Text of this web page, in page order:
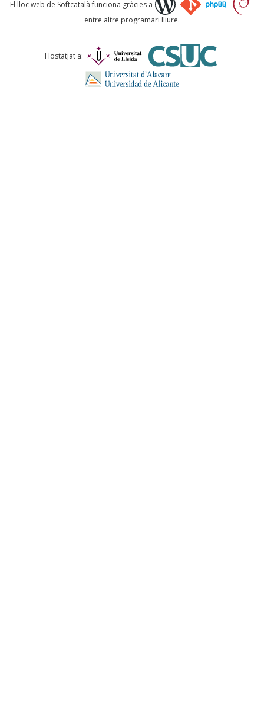
Comentari *
El lloc web de Softcatalà funciona gràcies a
entre altre programari lliure.
Hostatjat a: